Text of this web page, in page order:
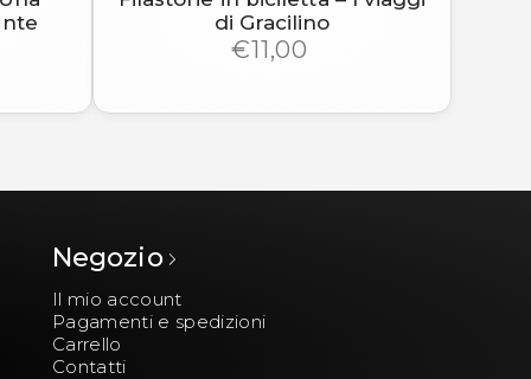
di Gracilino
€11,00
Negozio
Il mio account
Pagamenti e spedizioni
Carrello
Contatti